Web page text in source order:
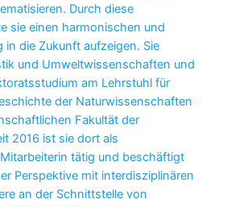
Durch diese
sie einen harmonischen und
in die Zukunft aufzeigen. Sie
und Umweltwissenschaften und
am Lehrstuhl für
der Naturwissenschaften
Fakultät der
2016 ist sie dort als
tätig und beschäftigt
Perspektive mit interdisziplinären
an der Schnittstelle von